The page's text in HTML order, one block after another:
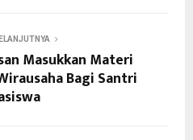
Masukkan Materi
Bagi Santri